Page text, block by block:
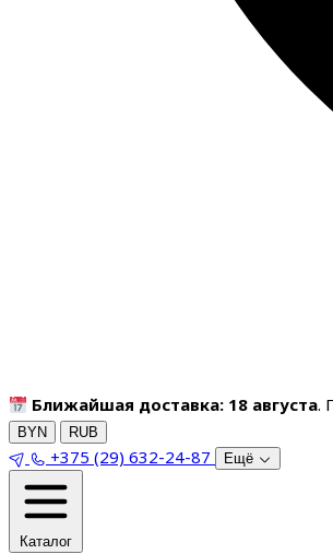
Ближайшая доставка: 18 августа.
BYN RUB
+375 (29) 632-24-87 Ещё
Каталог